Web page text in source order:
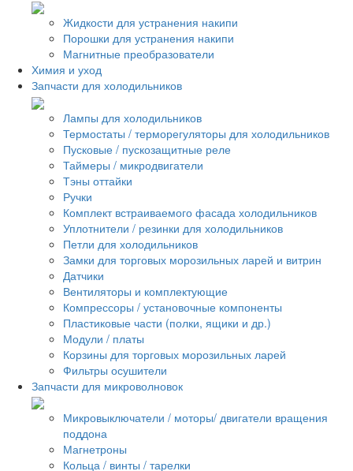
Жидкости для устранения накипи
Порошки для устранения накипи
Магнитные преобразователи
Химия и уход
Запчасти для холодильников
Лампы для холодильников
Термостаты / терморегуляторы для холодильников
Пусковые / пускозащитные реле
Таймеры / микродвигатели
Тэны оттайки
Ручки
Комплект встраиваемого фасада холодильников
Уплотнители / резинки для холодильников
Петли для холодильников
Замки для торговых морозильных ларей и витрин
Датчики
Вентиляторы и комплектующие
Компрессоры / установочные компоненты
Пластиковые части (полки, ящики и др.)
Модули / платы
Корзины для торговых морозильных ларей
Фильтры осушители
Запчасти для микроволновок
Микровыключатели / моторы/ двигатели вращения
поддона
Магнетроны
Кольца / винты / тарелки